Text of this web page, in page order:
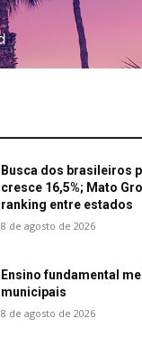
Busca dos brasileiros
cresce 16,5%; Mato
ranking entre estados
8 de agosto de 2026
Ensino fundamental
municipais
8 de agosto de 2026